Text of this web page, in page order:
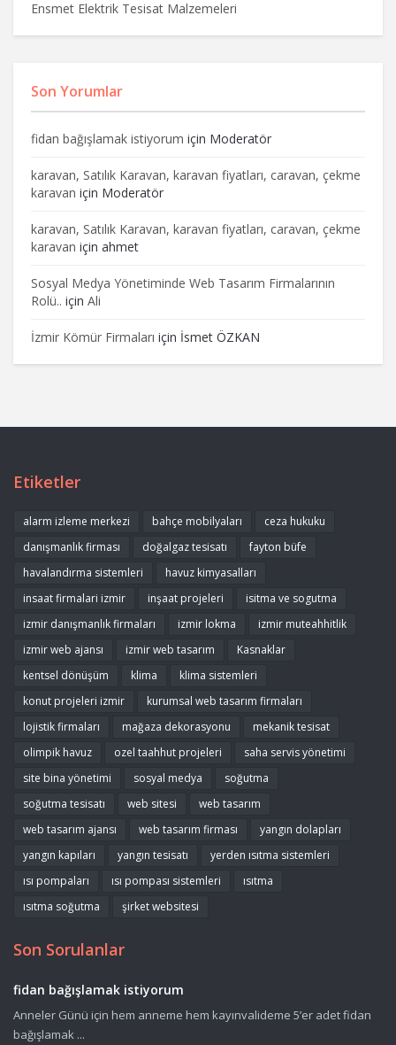
Ensmet Elektrik Tesisat Malzemeleri
Son Yorumlar
fidan bağışlamak istiyorum için Moderatör
karavan, Satılık Karavan, karavan fiyatları, caravan, çekme
karavan için Moderatör
karavan, Satılık Karavan, karavan fiyatları, caravan, çekme
karavan için ahmet
Sosyal Medya Yönetiminde Web Tasarım Firmalarının
Rolü.. için Ali
İzmir Kömür Firmaları için İsmet ÖZKAN
Etiketler
alarm izleme merkezi bahçe mobilyaları
ceza hukuku
danışmanlık firması
doğalgaz tesisatı
fayton büfe
havalandırma sistemleri
havuz kimyasalları
insaat firmalari izmir
inşaat projeleri
isitma ve sogutma
izmir danışmanlık firmaları
izmir lokma
izmir muteahhitlik
izmir web ajansı
izmir web tasarım
Kasnaklar
kentsel dönüşüm
klima
klima sistemleri
konut projeleri izmir
kurumsal web tasarım firmaları
lojistik firmaları
mağaza dekorasyonu
mekanik tesisat
olimpik havuz
ozel taahhut projeleri
saha servis yönetimi
site bina yönetimi
sosyal medya
soğutma
soğutma tesisatı
web sitesi
web tasarım
web tasarım ajansı
web tasarım firması
yangın dolapları
yangın kapıları
yangın tesisatı
yerden ısıtma sistemleri
ısı pompaları
ısı pompası sistemleri
ısıtma
ısıtma soğutma
şirket websitesi
Son Sorulanlar
fidan bağışlamak istiyorum
Anneler Günü için hem anneme hem kayınvalideme 5’er adet fidan
bağışlamak ...